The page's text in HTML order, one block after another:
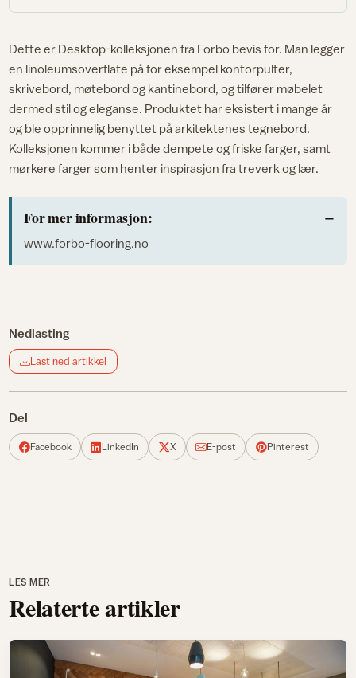
Dette er Desktop-kolleksjonen fra Forbo bevis for. Man legger
en linoleumsoverflate på for eksempel kontorpulter,
skrivebord, møtebord og kantinebord, og tilfører møbelet
dermed stil og eleganse. Produktet har eksistert i mange år
og ble opprinnelig benyttet på arkitektenes tegnebord.
Kolleksjonen kommer i både dempete og friske farger, samt
mørkere farger som henter inspirasjon fra treverk og lær.
For mer informasjon:
www.forbo-flooring.no
Nedlasting
Last ned artikkel
Del
Facebook LinkedIn X E-post Pinterest
LES MER
Relaterte artikler